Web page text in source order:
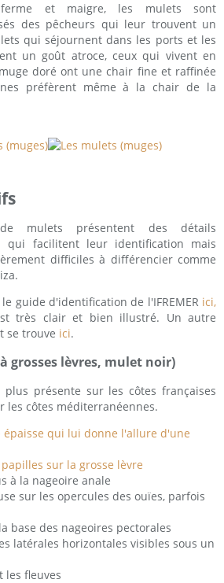
et maigre, les mulets sont
des pêcheurs qui leur trouvent un
qui séjournent dans les ports et les
un goût atroce, ceux qui vivent en
doré ont une chair fine et raffinée
préfèrent même à la chair de la
de mulets présentent des détails
qui facilitent leur identification mais
difficiles à différencier comme
guide d'identification de l'IFREMER ici,
très clair et bien illustré. Un autre
se trouve ici.
grosses lèvres, mulet noir)
présente sur les côtes françaises
les côtes méditerranéennes.
épaisse qui lui donne l'allure d'une
sur la grosse lèvre
à la nageoire anale
sur les opercules des ouïes, parfois
base des nageoires pectorales
latérales horizontales visibles sous un
les fleuves